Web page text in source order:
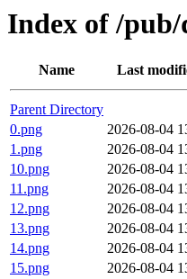
Index of /pub/
Name Last
Parent Directory
0.png
2026-08-04
1.png
2026-08-04
10.png
2026-08-04
11.png
2026-08-04
12.png
2026-08-04
13.png
2026-08-04
14.png
2026-08-04
15.png
2026-08-04